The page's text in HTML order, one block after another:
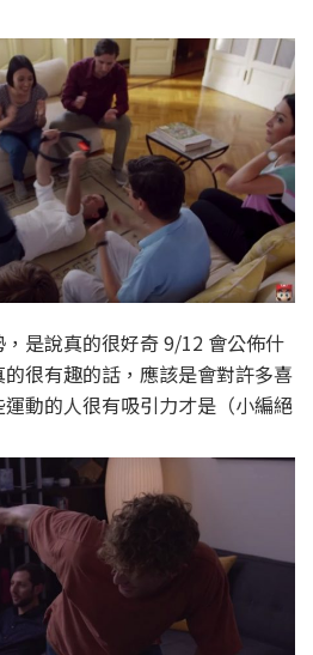
是說真的很好奇 9/12 會公佈什
很有趣的話，應該是會對許多喜
動的人很有吸引力才是（小編絕